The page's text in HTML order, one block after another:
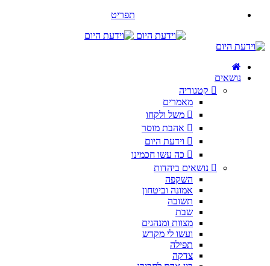
תפריט
נושאים
קטגוריה
מאמרים
משל ולקחו
אהבת מוסר
וידעת היום
כה עשו חכמינו
נושאים ביהדות
השקפה
אמונה וביטחון
תשובה
שבת
מצוות ומנהגים
ועשו לי מקדש
תפילה
צדקה